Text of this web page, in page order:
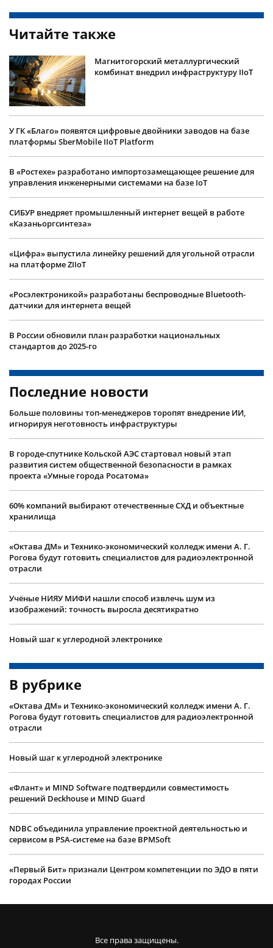
Читайте также
Магнитогорский металлургический
комбинат внедрил инфраструктуру IIoT
У ГК «Благо» появятся цифровые двойники заводов на базе
платформы SberMobile IIoT Platform
В «Ростехе» разработано импортозамещающее решение для
управления инженерными системами на базе IoT
СИБУР внедряет промышленный интернет вещей в работе
«Казаньоргсинтеза»
«Цифра» выпустила линейку решений для угольной отрасли
на платформе ZIIoT
«Росэлектроникой» разработаны беспроводные Bluetooth-
датчики для интернета вещей
В России обновили план разработки национальных
стандартов до 2025-го
Последние новости
Больше половины топ-менеджеров торопят внедрение ИИ,
игнорируя неготовность инфраструктуры
В городе-спутнике Кольской АЭС стартовал новый этап
развития систем общественной безопасности в рамках
проекта «Умные города Росатома»
60% компаний выбирают отечественные СХД и объектные
хранилища
«Октава ДМ» и Технико-экономический колледж имени А. Г.
Рогова будут готовить специалистов для радиоэлектронной
отрасли
Учëные НИЯУ МИФИ нашли способ извлечь шум из
изображений: точность выросла десятикратно
Новый шаг к углеродной электронике
В рубрике
«Октава ДМ» и Технико-экономический колледж имени А. Г.
Рогова будут готовить специалистов для радиоэлектронной
отрасли
Новый шаг к углеродной электронике
«Флант» и MIND Software подтвердили совместимость
решений Deckhouse и MIND Guard
NDBC объединила управление проектной деятельностью и
сервисом в PSA-системе на базе BPMSoft
«Первый Бит» признали Центром компетенции по ЭДО в пяти
городах России
Все права защищены.